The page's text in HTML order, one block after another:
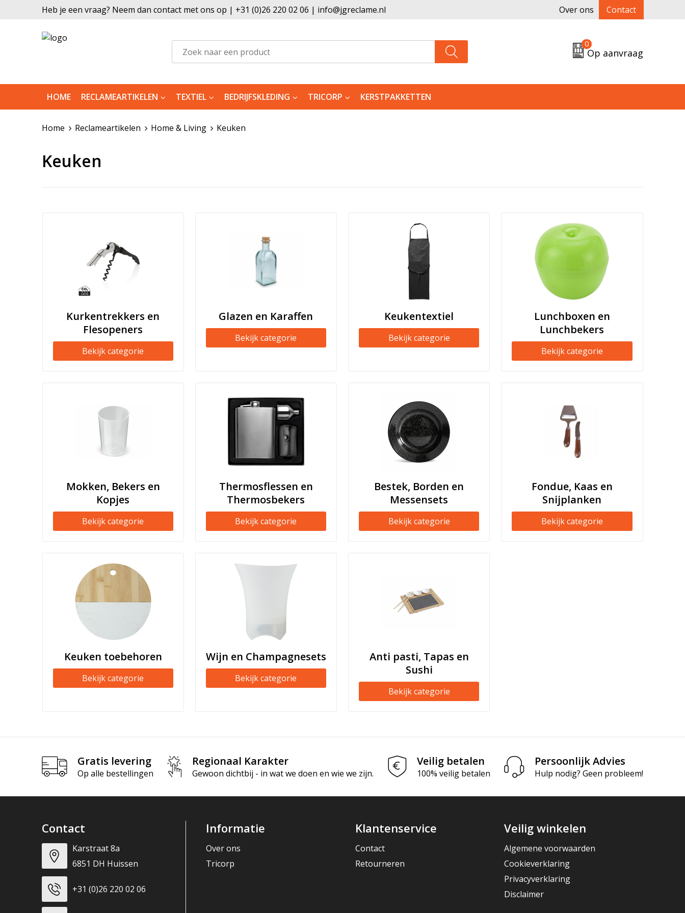
Heb je een vraag? Neem dan contact met ons op | +31 (0)26 220 02 06 | info@jgreclame.nl Over ons Contact
0
Op aanvraag
HOME RECLAMEARTIKELEN TEXTIEL BEDRIJFSKLEDING TRICORP KERSTPAKKETTEN
Home Reclameartikelen Home & Living Keuken
Keuken
Kurkentrekkers en
Flesopeners
Bekijk categorie
Glazen en Karaffen
Bekijk categorie
Keukentextiel
Bekijk categorie
Lunchboxen en
Lunchbekers
Bekijk categorie
Mokken, Bekers en
Kopjes
Bekijk categorie
Thermosflessen en
Thermosbekers
Bekijk categorie
Bestek, Borden en
Messensets
Bekijk categorie
Fondue, Kaas en
Snijplanken
Bekijk categorie
Keuken toebehoren
Bekijk categorie
Wijn en Champagnesets
Bekijk categorie
Anti pasti, Tapas en
Sushi
Bekijk categorie
Gratis levering
Op alle bestellingen
Regionaal Karakter
Gewoon dichtbij - in wat we doen en wie we zijn.
Veilig betalen
100% veilig betalen
Persoonlijk Advies
Hulp nodig? Geen probleem!
Contact
Karstraat 8a
6851 DH Huissen
+31 (0)26 220 02 06
Informatie
Over ons
Tricorp
Klantenservice
Contact
Retourneren
Veilig winkelen
Algemene voorwaarden
Cookieverklaring
Privacyverklaring
Disclaimer